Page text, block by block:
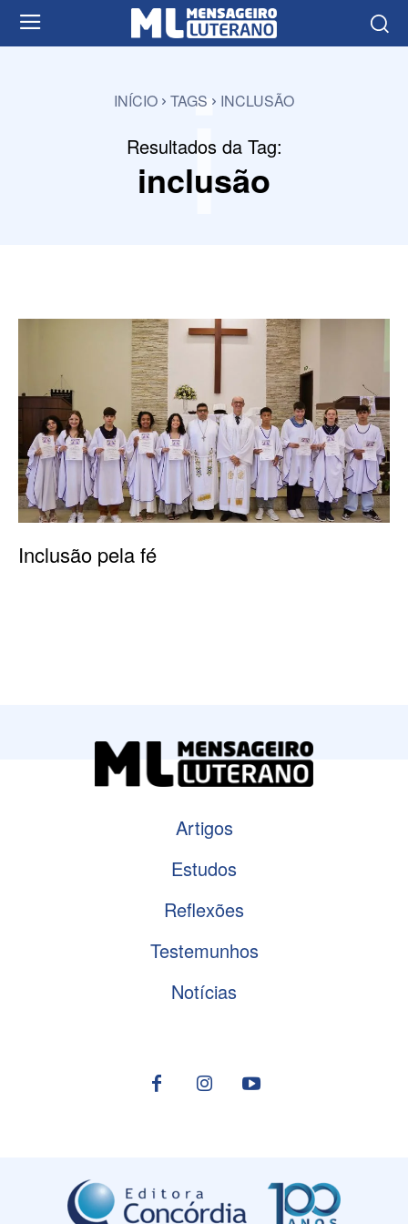
INÍCIO TAGS INCLUSÃO
Resultados da Tag:
inclusão
i
Inclusão pela fé
Artigos
Estudos
Reflexões
Testemunhos
Notícias